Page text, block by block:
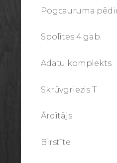
Pogcauruma
Spolītes 4 gab.
Adatu komplekts
Skrūvgriezis T
Ārdītājs
Birstīte